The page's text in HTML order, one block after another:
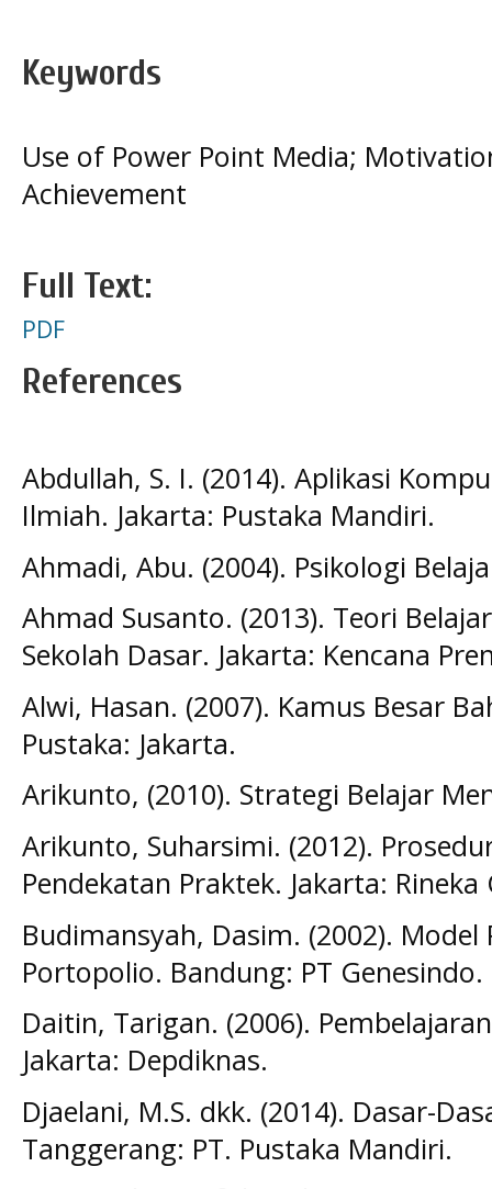
Keywords
Use of Power Point Media;
Achievement
Full Text:
PDF
References
Abdullah, S. I. (2014). Aplikasi
Ilmiah. Jakarta: Pustaka Mandiri.
Ahmadi, Abu. (2004). Psikologi
Ahmad Susanto. (2013). Teori
Sekolah Dasar. Jakarta: Kencana
Alwi, Hasan. (2007). Kamus Besar
Pustaka: Jakarta.
Arikunto, (2010). Strategi Belajar
Arikunto, Suharsimi. (2012).
Pendekatan Praktek. Jakarta: Rineka
Budimansyah, Dasim. (2002).
Portopolio. Bandung: PT Genesindo.
Daitin, Tarigan. (2006).
Jakarta: Depdiknas.
Djaelani, M.S. dkk. (2014). Dasar-
Tanggerang: PT. Pustaka Mandiri.